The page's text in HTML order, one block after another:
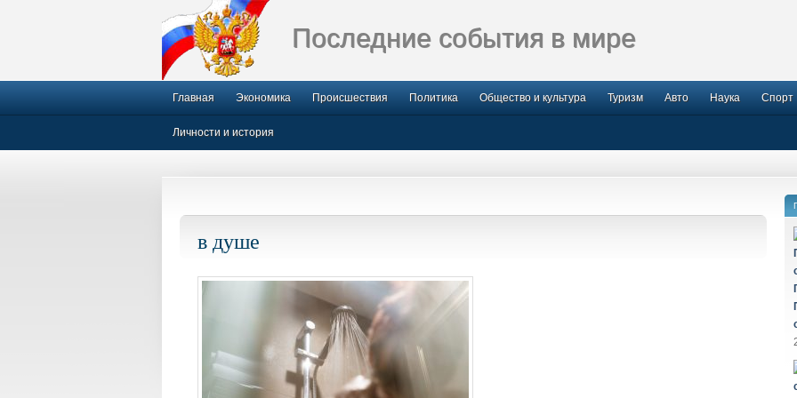
Последние события в мире
Главная Экономика Происшествия Политика Общество и культура Туризм Авто Наука Спорт
Личности и история
в душе